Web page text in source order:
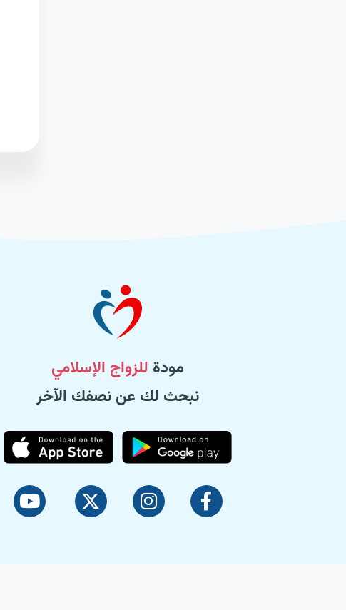
مودة للزواج الإسلامي
نبحث لك عن نصفك الآخر